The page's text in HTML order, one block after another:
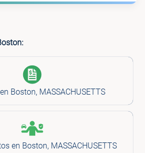
Boston, MASSACHUSETTS
en Boston, MASSACHUSETTS